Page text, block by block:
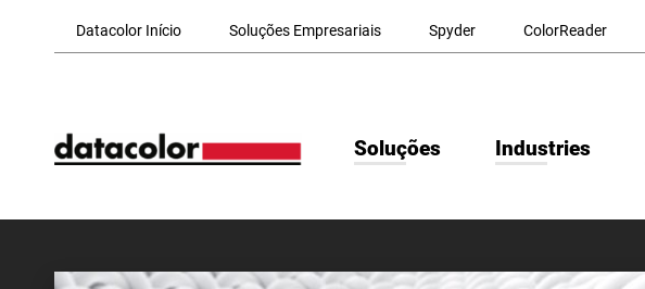
Datacolor Início Soluções Empresariais Spyder ColorReader
Soluções Industries